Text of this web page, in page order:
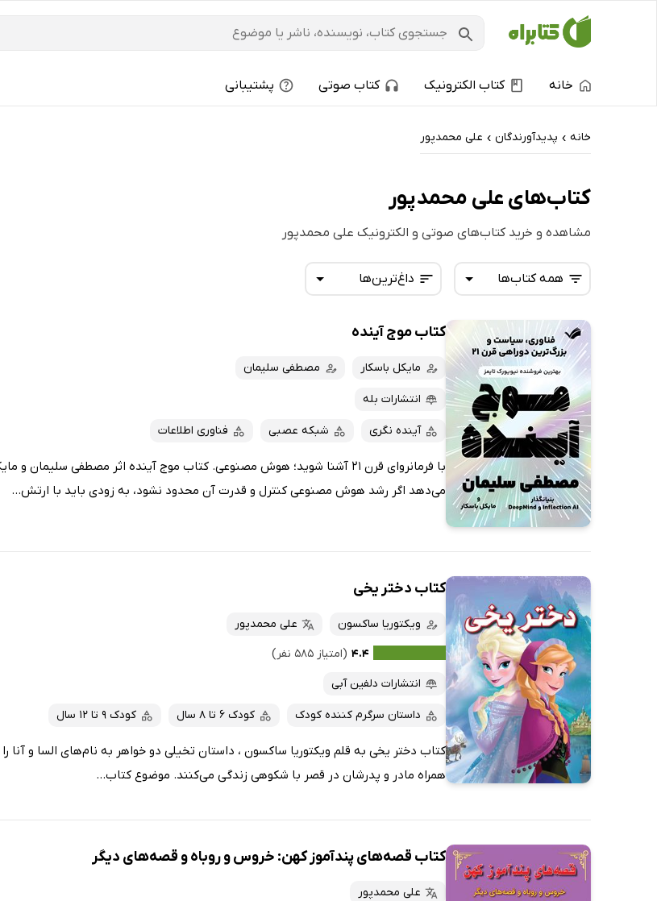
خانه کتاب الکترونیک کتاب صوتی پشتیبانی
خانه › پدیدآورندگان › علی محمدپور
کتاب‌های علی محمدپور
مشاهده و خرید کتاب‌های صوتی و الکترونیک علی محمدپور
داغ‌ترین‌ها
تازه‌ها
داغ‌ترین‌ها
پرفروش‌ها
پربحث‌ها
همه کتاب‌ها
همه کتاب‌ها
کتاب‌های صوتی
کتاب‌های متنی
کتاب موج آینده
مایکل باسکار مصطفی سلیمان
انتشارات بله
آینده نگری شبکه عصبی فناوری اطلاعات
با فرمانروای قرن 21 آشنا شوید؛ هوش مصنوعی. کتاب موج آینده اثر مصطفی
می‌دهد اگر رشد هوش مصنوعی کنترل و قدرت آن محدود نشود، به زودی باید با ارتش...
کتاب دختر یخی
ویکتوریا ساکسون
علی محمدپور
۴.۴ (امتیاز ۵۸۵ نفر)
انتشارات دلفین آبی
داستان سرگرم کننده کودک کودک 6 تا 8 سال کودک 9 تا 12 سال
کتاب دختر یخی به قلم ویکتوریا ساکسون ، داستان تخیلی دو خواهر به نام‌های السا و آنا
همراه مادر و پدرشان در قصر با شکوهی زندگى مى‌کنند. موضوع کتاب...
کتاب قصه‌های پندآموز کهن: خروس و روباه و قصه‌های دیگر
علی محمدپور